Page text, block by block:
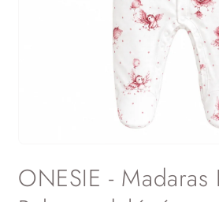
megnyitása
a
modális
ONESIE - Madaras